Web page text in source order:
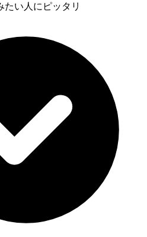
たい人にピッタリ